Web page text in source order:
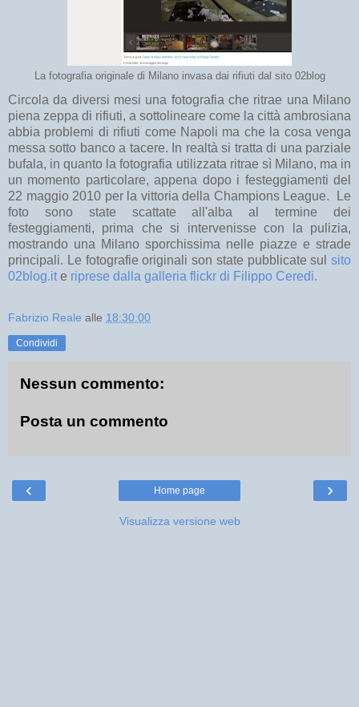
La fotografia originale di Milano invasa dai rifiuti dal sito 02blog
Circola da diversi mesi una fotografia che ritrae una Milano
piena zeppa di rifiuti, a sottolineare come la città ambrosiana
abbia problemi di rifiuti come Napoli ma che la cosa venga
messa sotto banco a tacere. In realtà si tratta di una parziale
bufala, in quanto la fotografia utilizzata ritrae sì Milano, ma in
un momento particolare, appena dopo i festeggiamenti del
22 maggio 2010 per la vittoria della Champions League. Le
foto sono state scattate all'alba al termine dei
festeggiamenti, prima che si intervenisse con la pulizia,
mostrando una Milano sporchissima nelle piazze e strade
principali. Le fotografie originali son state pubblicate sul sito
02blog.it e riprese dalla galleria flickr di Filippo Ceredi.
Fabrizio Reale alle 18:30:00
Condividi
Nessun commento:
Posta un commento
‹ ›
Home page
Visualizza versione web